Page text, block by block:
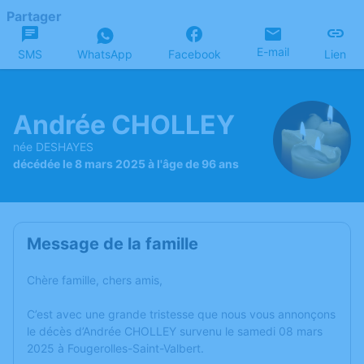
Partager
SMS WhatsApp Facebook E-mail Lien
Andrée CHOLLEY
née DESHAYES
décédée le 8 mars 2025 à l'âge de 96 ans
Message de la famille
Chère famille, chers amis,
C’est avec une grande tristesse que nous vous annonçons
le décès d’Andrée CHOLLEY survenu le samedi 08 mars
2025 à Fougerolles-Saint-Valbert.